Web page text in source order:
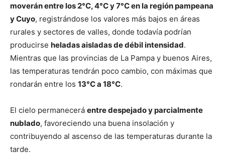
moverán entre los 2°C, 4°C y 7°C en la región pampeana
y Cuyo, registrándose los valores más bajos en áreas
rurales y sectores de valles, donde todavía podrían
producirse heladas aisladas de débil intensidad.
Mientras que las provincias de La Pampa y buenos Aires,
las temperaturas tendrán poco cambio, con máximas que
rondarán entre los 13°C a 18°C.
El cielo permanecerá entre despejado y parcialmente
nublado, favoreciendo una buena insolación y
contribuyendo al ascenso de las temperaturas durante la
tarde.